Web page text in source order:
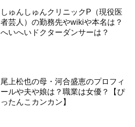
しゅんしゅんクリニックP（現役医
者芸人）の勤務先やwikiや本名は？
へいへいドクターダンサーは？
尾上松也の母・河合盛恵のプロフィ
ールや夫や娘は？職業は女優？【ぴ
ったんこカンカン】